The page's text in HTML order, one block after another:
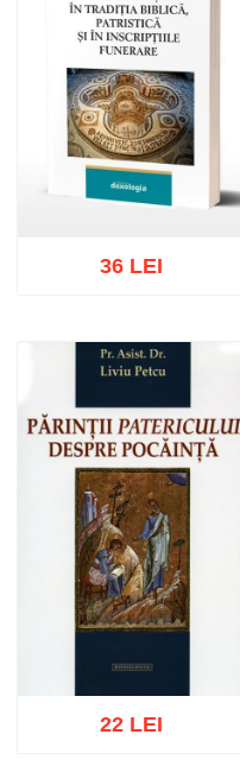
Adaugă în coș Wishlist
36 LEI
22 LEI